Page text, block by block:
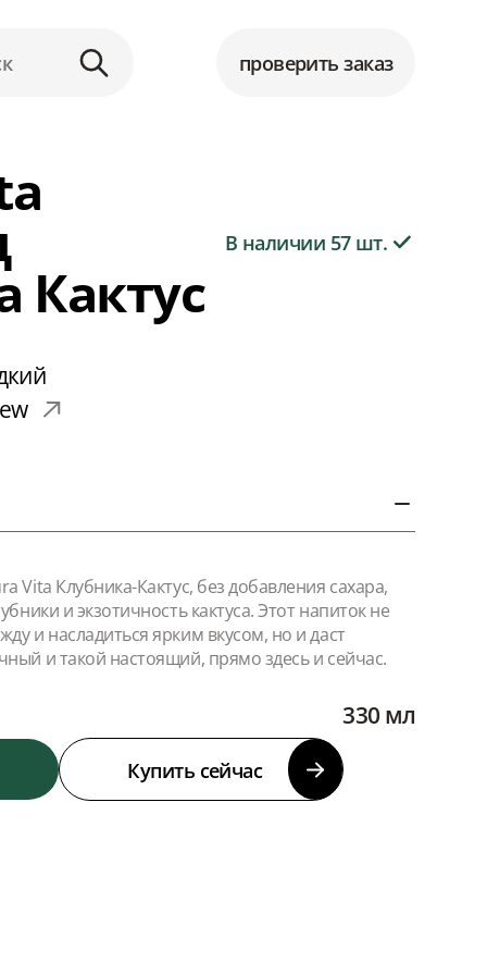
проверить заказ
Кактус
В наличии 57 шт.
Vita Клубника-Кактус, без добавления сахара,
и экзотичность кактуса. Этот напиток не
и насладиться ярким вкусом, но и даст
и такой настоящий, прямо здесь и сейчас.
330 мл
Купить сейчас